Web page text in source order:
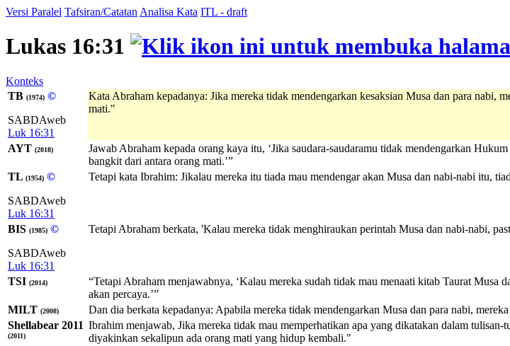
Versi Paralel Tafsiran/Catatan Analisa Kata ITL - draft
Lukas 16:31
Konteks
TB (1974) ©
SABDAweb
Luk 16:31
Kata Abraham kepadanya: Jika mereka tidak mendengarkan kesaksian Musa dan para
mati."
AYT (2018)
Jawab Abraham kepada orang kaya itu, ‘Jika saudara-saudaramu tidak mendengarkan
bangkit dari antara orang mati.’”
TL (1954) ©
SABDAweb
Luk 16:31
Tetapi kata Ibrahim: Jikalau mereka itu tiada mau mendengar akan Musa dan nabi-nabi itu,
BIS (1985) ©
SABDAweb
Luk 16:31
Tetapi Abraham berkata, 'Kalau mereka tidak menghiraukan perintah Musa dan nabi-nabi,
TSI (2014)
“Tetapi Abraham menjawabnya, ‘Kalau mereka sudah tidak mau menaati kitab Taurat Musa
akan percaya.’”
MILT (2008)
Dan dia berkata kepadanya: Apabila mereka tidak mendengarkan Musa dan para nabi,
Shellabear 2011
(2011)
Ibrahim menjawab, Jika mereka tidak mau memperhatikan apa yang dikatakan dalam
diyakinkan sekalipun ada orang mati yang hidup kembali."